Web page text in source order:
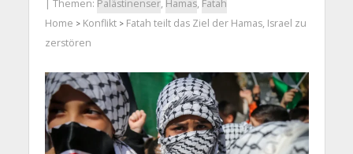
| Themen: Palästinenser, Hamas, Fatah
Home > Konflikt> Fatah teilt das Ziel der Hamas, Israel zu
zerstören